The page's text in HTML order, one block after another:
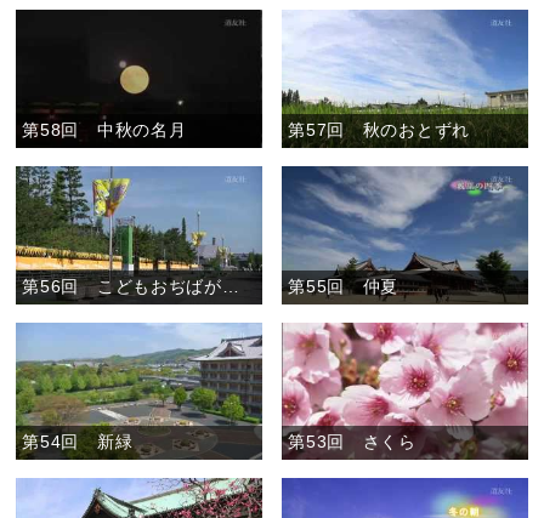
第58回 中秋の名月 第57回 秋のおとずれ
第55回 仲夏
第54回 新緑 第53回 さくら